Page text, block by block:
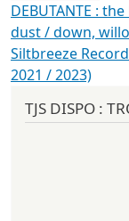
DEBUTANTE :
dust / down,
Siltbreeze
2021 / 2023)
TJS DISPO :